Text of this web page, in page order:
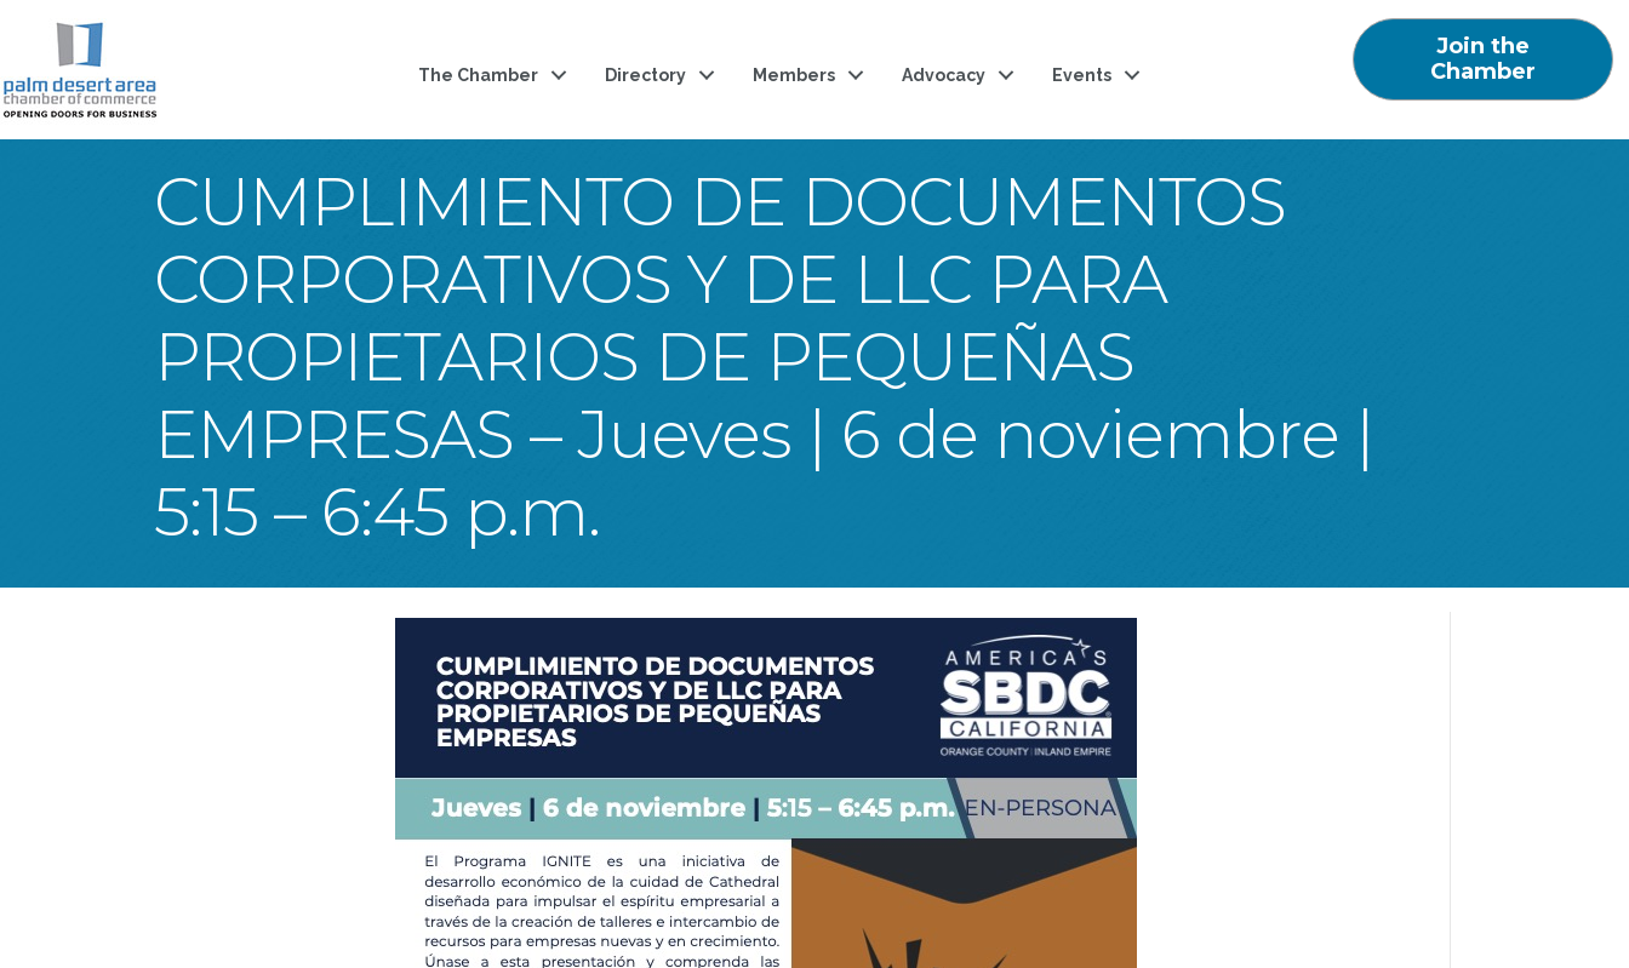
The Chamber Directory Members Advocacy Events
Join the
Chamber
CUMPLIMIENTO DE DOCUMENTOS
CORPORATIVOS Y DE LLC PARA
PROPIETARIOS DE PEQUEÑAS
EMPRESAS – Jueves | 6 de noviembre |
5:15 – 6:45 p.m.